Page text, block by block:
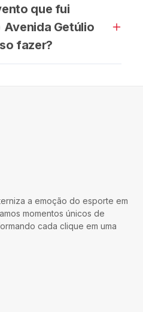
que fui
Getúlio
fazer?
a emoção do esporte em
momentos únicos de
cada clique em uma